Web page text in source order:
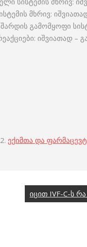
მხრივ:
გამომყოფი
იშვიათად –
2. ექიმთა და
იცით IVF-C-ს